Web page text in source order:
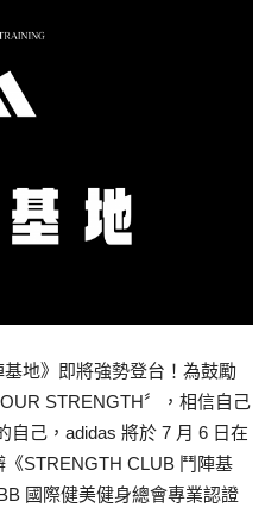
地》即將強勢登台！為鼓勵
STRENGTH〞，相信自己
自己，adidas 將於 7 月 6 日在
STRENGTH CLUB 鬥陣基
國際健美健身總會專業認證